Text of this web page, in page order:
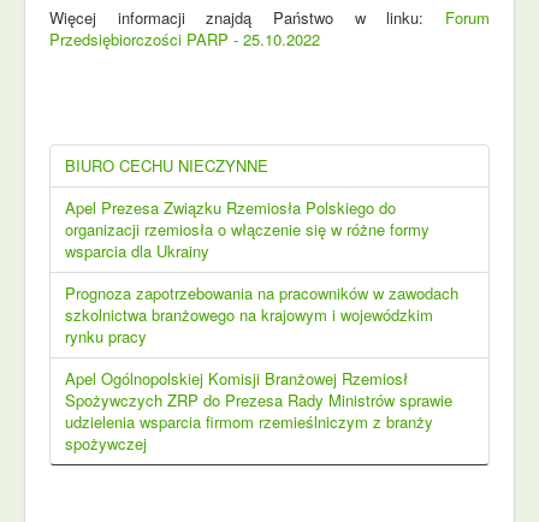
Więcej informacji znajdą Państwo w linku: Forum
Przedsiębiorczości PARP - 25.10.2022
BIURO CECHU NIECZYNNE
Apel Prezesa Związku Rzemiosła Polskiego do
organizacji rzemiosła o włączenie się w różne formy
wsparcia dla Ukrainy
Prognoza zapotrzebowania na pracowników w zawodach
szkolnictwa branżowego na krajowym i wojewódzkim
rynku pracy
Apel Ogólnopolskiej Komisji Branżowej Rzemiosł
Spożywczych ZRP do Prezesa Rady Ministrów sprawie
udzielenia wsparcia firmom rzemieślniczym z branży
spożywczej